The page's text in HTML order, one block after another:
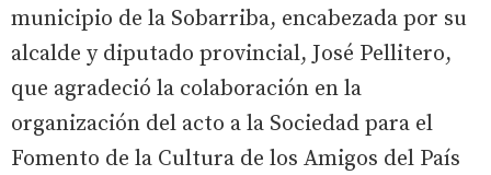
municipio de la Sobarriba, encabezada por su
alcalde y diputado provincial, José Pellitero,
que agradeció la colaboración en la
organización del acto a la Sociedad para el
Fomento de la Cultura de los Amigos del País